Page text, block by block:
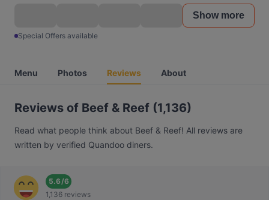
Show more
Special Offers available
Menu Photos Reviews About
Reviews of Beef & Reef (1,136)
Read what people think about Beef & Reef! All reviews are
written by verified Quandoo diners.
5.6/6
1,136 reviews